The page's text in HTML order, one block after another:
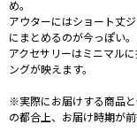
め。
アウターにはショート丈
にまとめるのが今っぽい。
アクセサリーはミニマル
ングが映えます。
※実際にお届けする商品
の都合上、お届け時期が